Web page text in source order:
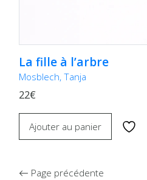
La fille à l’arbre
Mosblech, Tanja
22€
Ajouter au panier
Page précédente